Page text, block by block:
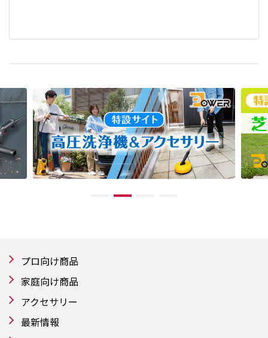
プロ向け商品
家庭向け商品
アクセサリー
最新情報